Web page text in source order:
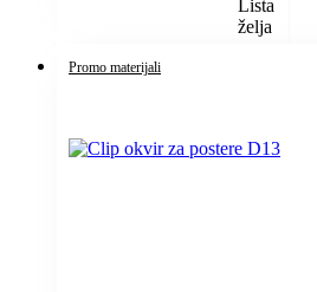
Lista
želja
Promo materijali